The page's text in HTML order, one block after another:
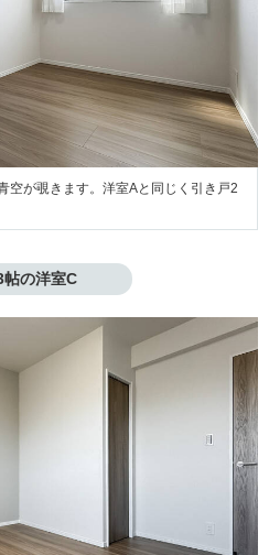
空が覗きます。洋室Aと同じく引き戸2
帖の洋室C